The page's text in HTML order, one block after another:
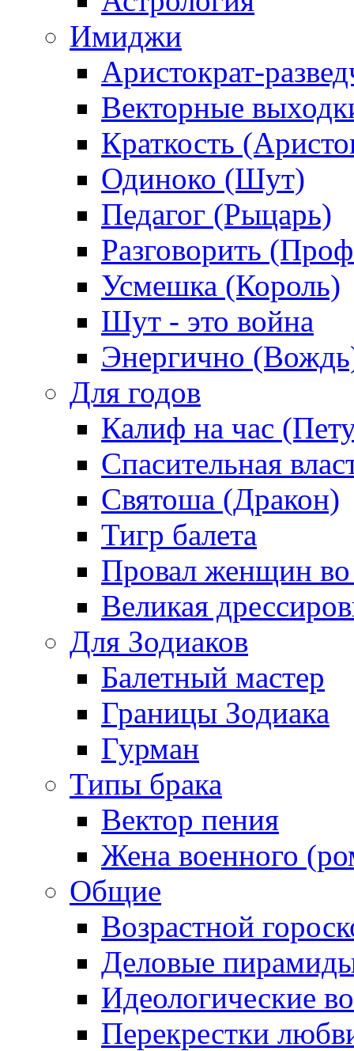
Имиджи
Аристократ-
Векторные
Краткость
Одиноко (Шут)
Педагог (Рыцарь)
Разговорить
Усмешка (Король)
Шут - это война
Энергично
Для годов
Калиф на час
Спасительная
Святоша (Дракон)
Тигр балета
Провал женщин во
Великая
Для Зодиаков
Балетный мастер
Границы Зодиака
Гурман
Типы брака
Вектор пения
Жена военного
Общие
Возрастной
Деловые
Идеологические
Перекрестки